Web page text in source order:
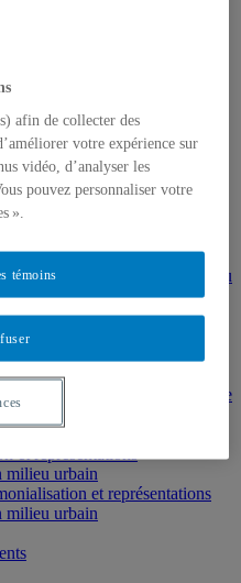
patrimoine
communications,
mémoires
des études
sociales et culturelles du
d’analyse du cadre bâti
et requalification des
et développement local
et valorisation du patrimoine
en études urbaines –
milieu urbain
et représentations
milieu urbain
afin de collecter des
votre expérience sur
vidéo, d’analyser les
pouvez personnaliser votre
».
témoins